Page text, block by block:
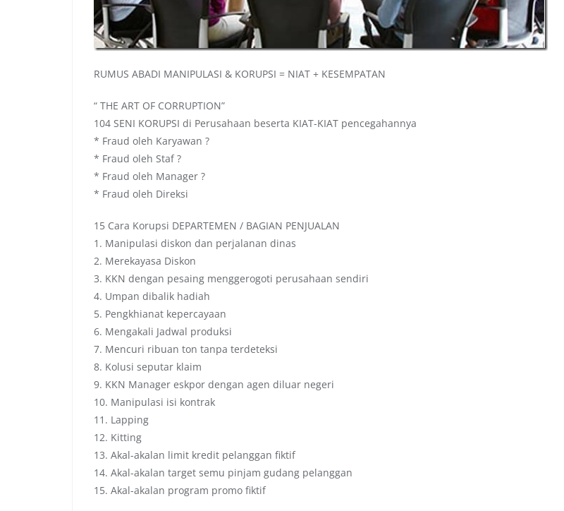
RUMUS ABADI MANIPULASI & KORUPSI = NIAT + KESEMPATAN
“ THE ART OF CORRUPTION”
104 SENI KORUPSI di Perusahaan beserta KIAT-KIAT pencegahannya
* Fraud oleh Karyawan ?
* Fraud oleh Staf ?
* Fraud oleh Manager ?
* Fraud oleh Direksi
15 Cara Korupsi DEPARTEMEN / BAGIAN PENJUALAN
1. Manipulasi diskon dan perjalanan dinas
2. Merekayasa Diskon
3. KKN dengan pesaing menggerogoti perusahaan sendiri
4. Umpan dibalik hadiah
5. Pengkhianat kepercayaan
6. Mengakali Jadwal produksi
7. Mencuri ribuan ton tanpa terdeteksi
8. Kolusi seputar klaim
9. KKN Manager eskpor dengan agen diluar negeri
10. Manipulasi isi kontrak
11. Lapping
12. Kitting
13. Akal-akalan limit kredit pelanggan fiktif
14. Akal-akalan target semu pinjam gudang pelanggan
15. Akal-akalan program promo fiktif